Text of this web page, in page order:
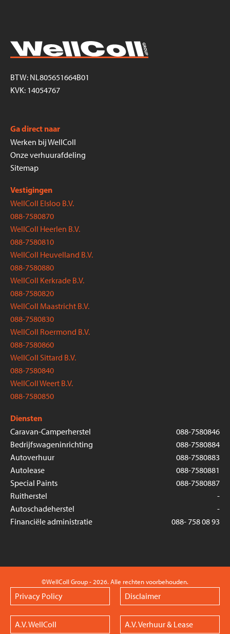
BTW: NL805651664B01
KVK: 14054767
Vestigingen
WellColl Elsloo B.V.
088-7580870
WellColl Heerlen B.V.
088-7580810
WellColl Heuvelland B.V.
088-7580880
WellColl Kerkrade B.V.
088-7580820
WellColl Maastricht B.V.
088-7580830
WellColl Roermond B.V.
088-7580860
WellColl Sittard B.V.
088-7580840
WellColl Weert B.V.
088-7580850
Diensten
Caravan-Camperherstel
088-7580846
Bedrijfswageninrichting
088-7580884
Autoverhuur
088-7580883
Autolease
088-7580881
Special Paints
088-7580887
Ruitherstel
-
Autoschadeherstel
-
Financiële administratie
088- 758 08 93
Ga direct naar
Werken bij WellColl
Onze verhuurafdeling
Sitemap
©WellColl Group - 2026. Alle rechten voorbehouden.
Privacy Policy Disclaimer
A.V. WellColl A.V. Verhuur & Lease